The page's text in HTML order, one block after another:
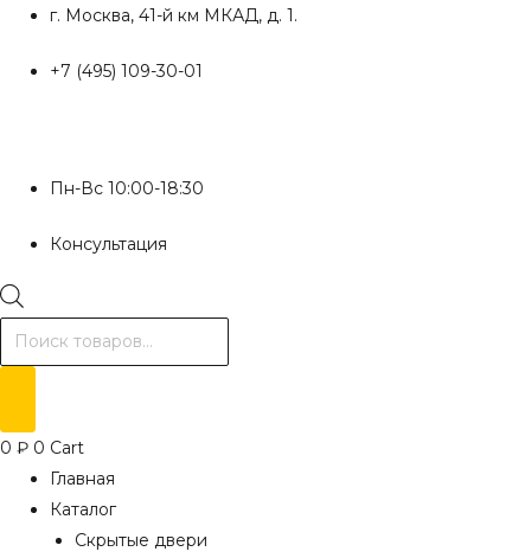
Перейти
содержимому
г. Москва, 41-й км МКАД, д. 1.
+7 (495) 109-30-01
Пн-Вс 10:00-18:30
Консультация
Поиск
товаров
0 ₽ 0 Cart
Главная
Каталог
Скрытые двери